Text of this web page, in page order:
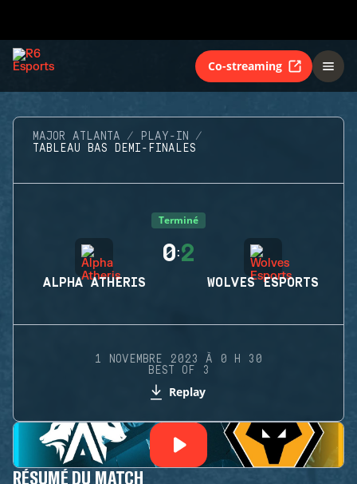
Co-streaming
MAJOR ATLANTA
PLAY-IN
TABLEAU BAS DEMI-FINALES
Terminé
ALPHA ATHERIS
0:2
WOLVES ESPORTS
1 NOVEMBRE 2023 À 0 H 30
BEST OF 3
Replay
RÉSUMÉ DU MATCH